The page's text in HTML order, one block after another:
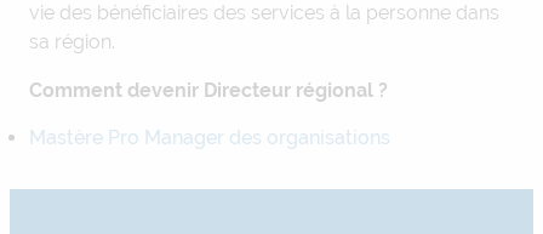
vie des bénéficiaires des services à la personne dans
sa région.
Comment devenir Directeur régional ?
Mastère Pro Manager des organisations